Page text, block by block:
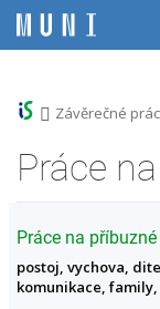
e
e
e
e
>Závěrečné
Práce
Práce na
postoj, vychova,
komunikace,